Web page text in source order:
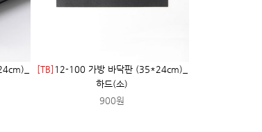
[TB] 12-100 가방 바닥판 (35*24cm)_
하드(소)
900원